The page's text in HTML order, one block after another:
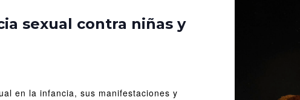
sexual contra niñas y
en la infancia, sus manifestaciones y